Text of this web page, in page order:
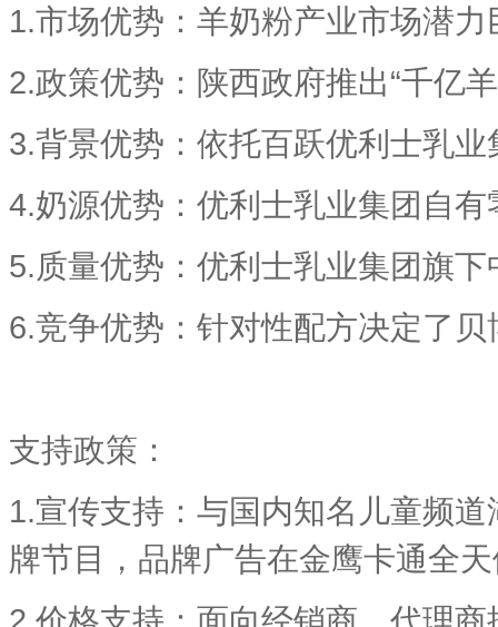
1.市场优势：羊奶粉产业市场潜
2.政策优势：陕西政府推出“千亿
3.背景优势：依托百跃优利士乳
4.奶源优势：优利士乳业集团自
5.质量优势：优利士乳业集团旗
6.竞争优势：针对性配方决定了
支持政策：
1.宣传支持：与国内知名儿童频
牌节目，品牌广告在金鹰卡通全
2.价格支持：面向经销商、代理